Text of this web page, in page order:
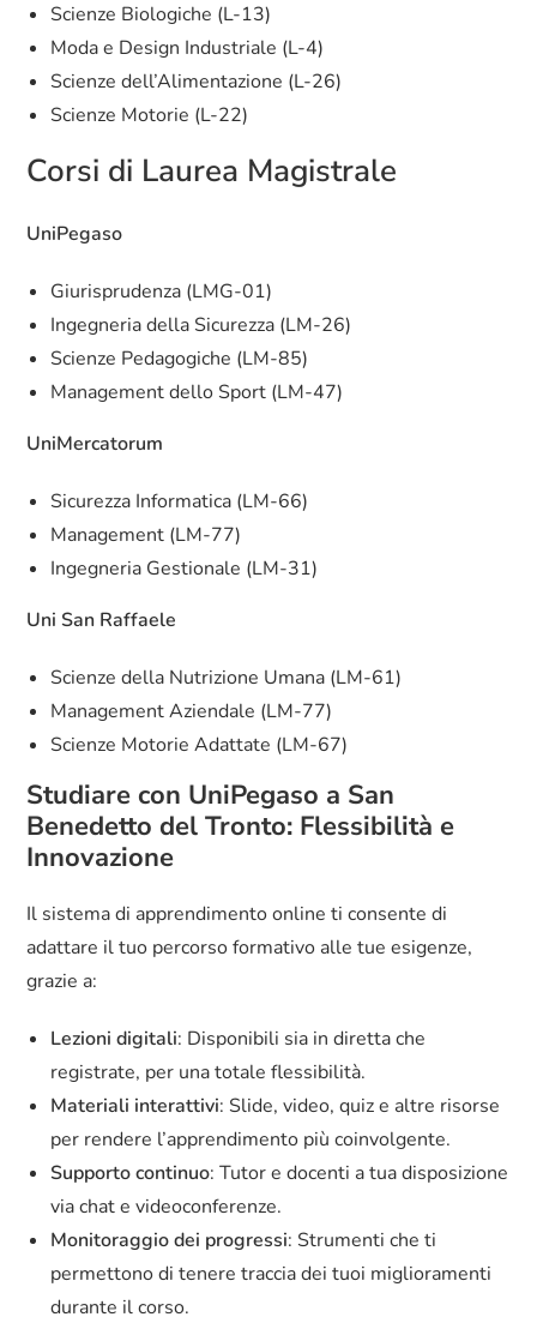
Scienze Biologiche (L-13)
Moda e Design Industriale (L-4)
Scienze dell’Alimentazione (L-26)
Scienze Motorie (L-22)
Corsi di Laurea Magistrale
UniPegaso
Giurisprudenza (LMG-01)
Ingegneria della Sicurezza (LM-26)
Scienze Pedagogiche (LM-85)
Management dello Sport (LM-47)
UniMercatorum
Sicurezza Informatica (LM-66)
Management (LM-77)
Ingegneria Gestionale (LM-31)
Uni San Raffaele
Scienze della Nutrizione Umana (LM-61)
Management Aziendale (LM-77)
Scienze Motorie Adattate (LM-67)
Studiare con UniPegaso a San
Benedetto del Tronto: Flessibilità e
Innovazione
Il sistema di apprendimento online ti consente di
adattare il tuo percorso formativo alle tue esigenze,
grazie a:
Lezioni digitali: Disponibili sia in diretta che
registrate, per una totale flessibilità.
Materiali interattivi: Slide, video, quiz e altre risorse
per rendere l’apprendimento più coinvolgente.
Supporto continuo: Tutor e docenti a tua disposizione
via chat e videoconferenze.
Monitoraggio dei progressi: Strumenti che ti
permettono di tenere traccia dei tuoi miglioramenti
durante il corso.